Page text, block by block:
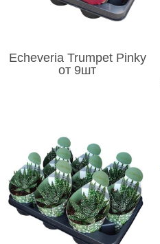
Echeveria Trumpet Pinky
от 9шт